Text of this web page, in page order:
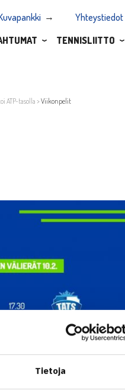
Tietoja
Yhteystiedot
TENNISLIITTO
ATP-tasolla >Viikonpelit